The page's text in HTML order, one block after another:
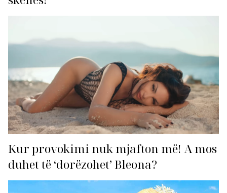
Kur provokimi nuk mjafton më! A mos
duhet të ‘dorëzohet’ Bleona?